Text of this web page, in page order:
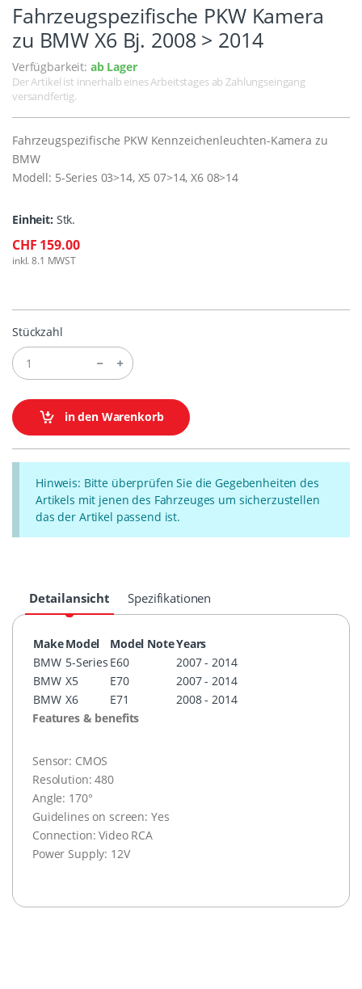
Fahrzeugspezifische PKW Kamera
zu BMW X6 Bj. 2008 > 2014
Verfügbarkeit: ab Lager
Der Artikel ist innerhalb eines Arbeitstages ab Zahlungseingang
versandfertig.
Fahrzeugspezifische PKW Kennzeichenleuchten-Kamera zu
BMW
Modell: 5-Series 03>14, X5 07>14, X6 08>14
Einheit: Stk.
CHF 159.00
inkl. 8.1 MWST
Stückzahl
in den Warenkorb
Hinweis: Bitte überprüfen Sie die Gegebenheiten des
Artikels mit jenen des Fahrzeuges um sicherzustellen
das der Artikel passend ist.
Detailansicht Spezifikationen
MakeModel Model NoteYears
BMW 5-Series E60
2007 - 2014
BMW X5 E70
2007 - 2014
BMW X6 E71
2008 - 2014
Features & benefits
Sensor: CMOS
Resolution: 480
Angle: 170°
Guidelines on screen: Yes
Connection: Video RCA
Power Supply: 12V